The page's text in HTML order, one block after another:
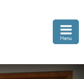
Menu